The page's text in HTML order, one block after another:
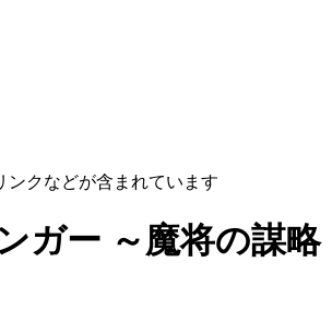
ンクなどが含まれています
ガー ～魔将の謀略